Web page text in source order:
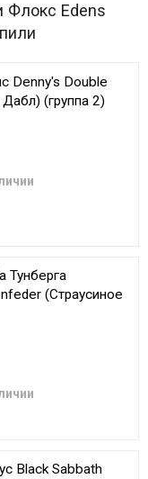
Флокс Edens
Denny's Double
(группа 2)
Тунберга
(Страусиное
Black Sabbath